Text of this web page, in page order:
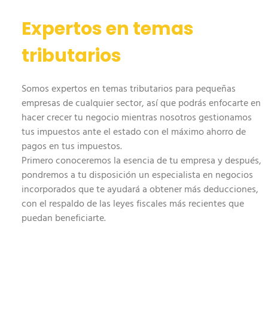
Expertos en temas
tributarios
Somos expertos en temas tributarios para pequeñas
empresas de cualquier sector, así que podrás enfocarte en
hacer crecer tu negocio mientras nosotros gestionamos
tus impuestos ante el estado con el máximo ahorro de
pagos en tus impuestos.
Primero conoceremos la esencia de tu empresa y después,
pondremos a tu disposición un especialista en negocios
incorporados que te ayudará a obtener más deducciones,
con el respaldo de las leyes fiscales más recientes que
puedan beneficiarte.